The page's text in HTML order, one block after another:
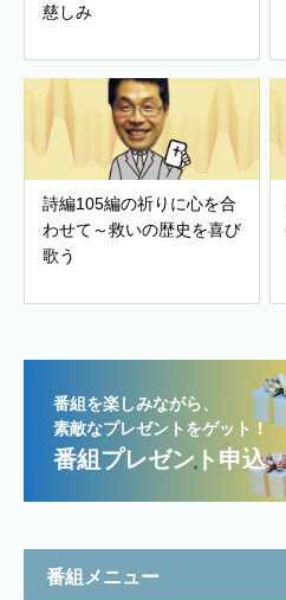
慈しみ
詩編105編の祈りに心を合
わせて～救いの歴史を喜び
歌う
番組を楽しみながら、
素敵なプレゼントをゲット！
番組プレゼント申込
番組メニュー